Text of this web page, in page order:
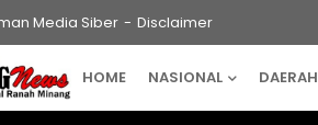
Media Siber Disclaimer
HOME NASIONAL DAERAH